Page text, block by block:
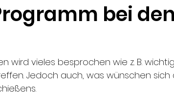
bei
wird vieles besprochen wie z. B.
Jedoch auch, was wünschen sich